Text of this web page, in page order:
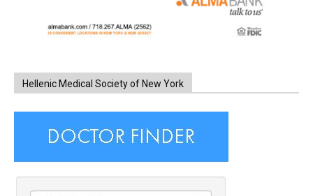
Hellenic Medical Society of New York